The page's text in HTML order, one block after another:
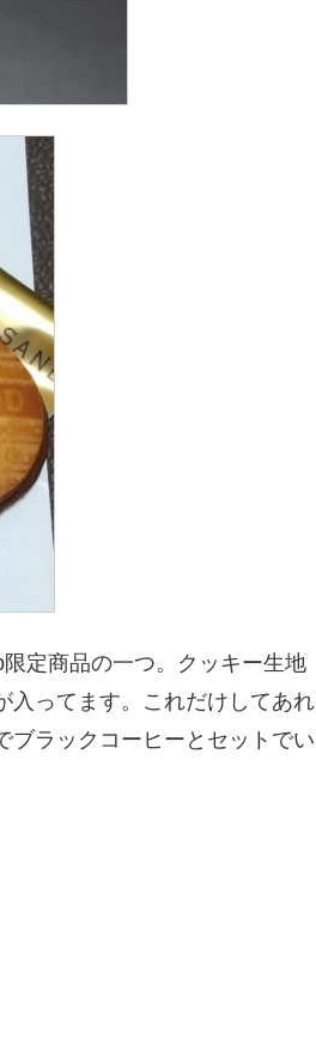
定商品の一つ。クッキー生地
入ってます。これだけしてあれ
ブラックコーヒーとセットでい